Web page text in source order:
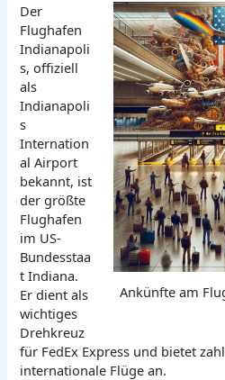
Ankünfte am
Der
Flughafen
Indianapoli
s, offiziell
als
Indianapoli
s
Internation
al Airport
bekannt, ist
der größte
Flughafen
im US-
Bundesstaa
t Indiana.
Er dient als
wichtiges
Drehkreuz
für FedEx Express und bietet
internationale Flüge an.